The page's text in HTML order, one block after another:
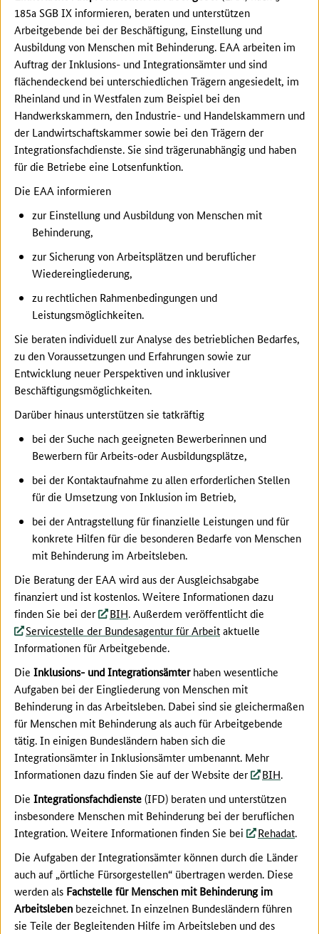
185a SGB IX informieren, beraten und unterstützen
Arbeitgebende bei der Beschäftigung, Einstellung und
Ausbildung von Menschen mit Behinderung. EAA arbeiten im
Auftrag der Inklusions- und Integrationsämter und sind
flächendeckend bei unterschiedlichen Trägern angesiedelt, im
Rheinland und in Westfalen zum Beispiel bei den
Handwerkskammern, den Industrie- und Handelskammern und
der Landwirtschaftskammer sowie bei den Trägern der
Integrationsfachdienste. Sie sind trägerunabhängig und haben
für die Betriebe eine Lotsenfunktion.
Die EAA informieren
zur Einstellung und Ausbildung von Menschen mit
Behinderung,
zur Sicherung von Arbeitsplätzen und beruflicher
Wiedereingliederung,
zu rechtlichen Rahmenbedingungen und
Leistungsmöglichkeiten.
Sie beraten individuell zur Analyse des betrieblichen Bedarfes,
zu den Voraussetzungen und Erfahrungen sowie zur
Entwicklung neuer Perspektiven und inklusiver
Beschäftigungsmöglichkeiten.
Darüber hinaus unterstützen sie tatkräftig
bei der Suche nach geeigneten Bewerberinnen und
Bewerbern für Arbeits-oder Ausbildungsplätze,
bei der Kontaktaufnahme zu allen erforderlichen Stellen
für die Umsetzung von Inklusion im Betrieb,
bei der Antragstellung für finanzielle Leistungen und für
konkrete Hilfen für die besonderen Bedarfe von Menschen
mit Behinderung im Arbeitsleben.
Die Beratung der EAA wird aus der Ausgleichsabgabe
finanziert und ist kostenlos. Weitere Informationen dazu
finden Sie bei der
BIH. Außerdem veröffentlicht die
Servicestelle der Bundesagentur für Arbeitaktuelle
Informationen für Arbeitgebende.
Die Inklusions- und Integrationsämterhaben wesentliche
Aufgaben bei der Eingliederung von Menschen mit
Behinderung in das Arbeitsleben. Dabei sind sie gleichermaßen
für Menschen mit Behinderung als auch für Arbeitgebende
tätig. In einigen Bundesländern haben sich die
Integrationsämter in Inklusionsämter umbenannt. Mehr
Informationen dazu finden Sie auf der Website der
BIH.
Die Integrationsfachdienste(IFD) beraten und unterstützen
insbesondere Menschen mit Behinderung bei der beruflichen
Integration. Weitere Informationen finden Sie bei
Rehadat.
Die Aufgaben der Integrationsämter können durch die Länder
auch auf „örtliche Fürsorgestellen“ übertragen werden. Diese
werden als Fachstelle für Menschen mit Behinderung im
Arbeitsleben bezeichnet. In einzelnen Bundesländern führen
sie Teile der Begleitenden Hilfe im Arbeitsleben und des